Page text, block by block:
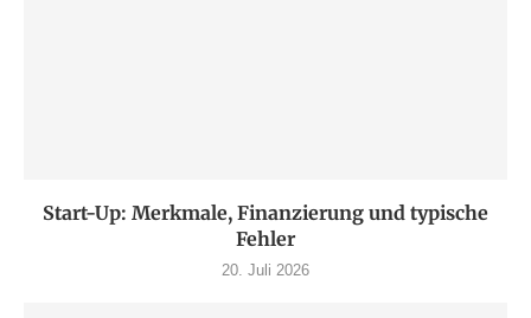
Start-Up: Merkmale, Finanzierung und typische
Fehler
20. Juli 2026